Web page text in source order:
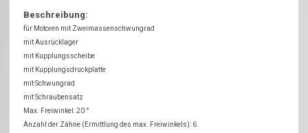
Beschreibung:
für Motoren mit Zweimassenschwungrad
mit Ausrücklager
mit Kupplungsscheibe
mit Kupplungsdruckplatte
mit Schwungrad
mit Schraubensatz
Max. Freiwinkel: 20 °
Anzahl der Zähne (Ermittlung des max. Freiwinkels): 6